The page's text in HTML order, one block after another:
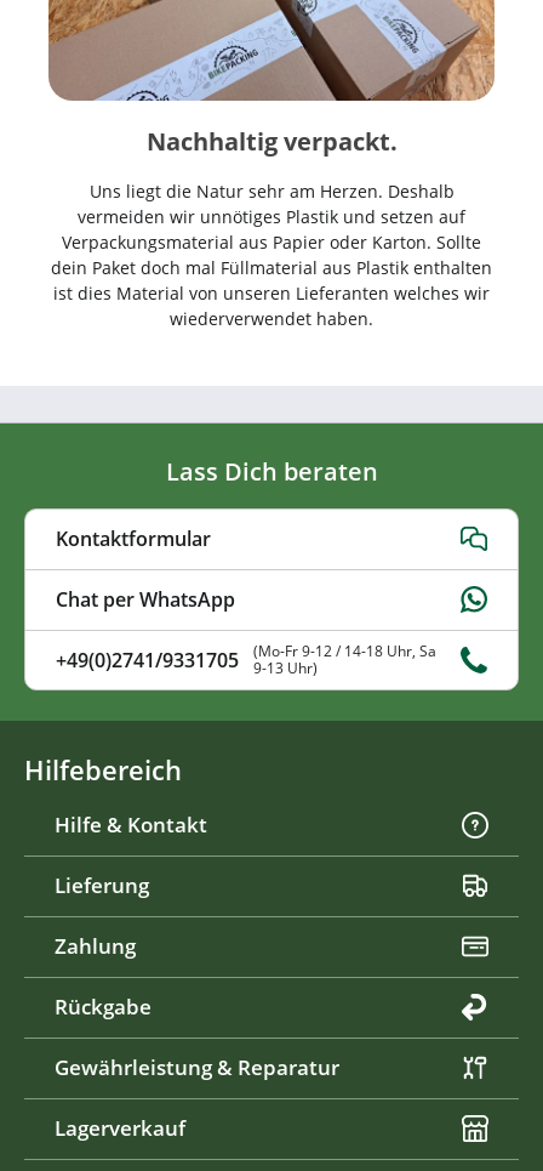
Nachhaltig verpackt.
Uns liegt die Natur sehr am Herzen. Deshalb
vermeiden wir unnötiges Plastik und setzen auf
Verpackungsmaterial aus Papier oder Karton. Sollte
dein Paket doch mal Füllmaterial aus Plastik enthalten
ist dies Material von unseren Lieferanten welches wir
wiederverwendet haben.
Lass Dich beraten
Kontaktformular
Chat per WhatsApp
+49(0)2741/9331705
(Mo-Fr 9-12 / 14-18 Uhr, Sa
9-13 Uhr)
Hilfebereich
Hilfe & Kontakt
Lieferung
Zahlung
Rückgabe
Gewährleistung & Reparatur
Lagerverkauf